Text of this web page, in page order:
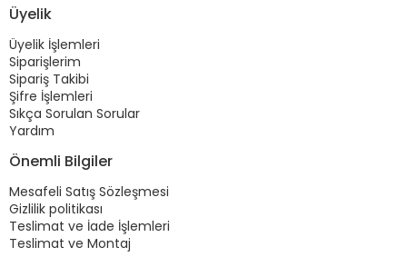
Üyelik
Üyelik İşlemleri
Siparişlerim
Sipariş Takibi
Şifre İşlemleri
Sıkça Sorulan Sorular
Yardım
Önemli Bilgiler
Mesafeli Satış Sözleşmesi
Gizlilik politikası
Teslimat ve İade İşlemleri
Teslimat ve Montaj